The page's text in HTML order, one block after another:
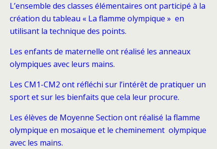
L’ensemble des classes élémentaires ont participé à la
création du tableau « La flamme olympique » en
utilisant la technique des points.
Les enfants de maternelle ont réalisé les anneaux
olympiques avec leurs mains.
Les CM1-CM2 ont réfléchi sur l’intérêt de pratiquer un
sport et sur les bienfaits que cela leur procure.
Les élèves de Moyenne Section ont réalisé la flamme
olympique en mosaïque et le cheminement olympique
avec les mains.